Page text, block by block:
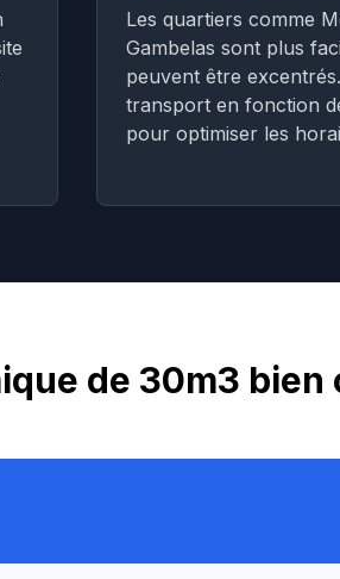
Les quartiers comme
Gambelas sont plus
peuvent être
transport en fonction
pour optimiser les
de 30m3 bien